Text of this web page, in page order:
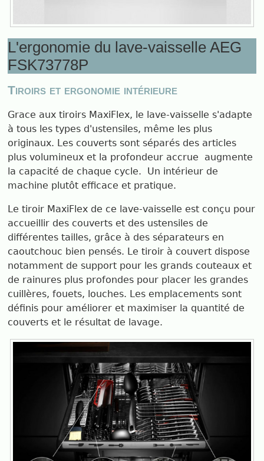
L'ergonomie du lave-vaisselle AEG
FSK73778P
Tiroirs et ergonomie intérieure
Grace aux tiroirs MaxiFlex, le lave-vaisselle s'adapte
à tous les types d'ustensiles, même les plus
originaux. Les couverts sont séparés des articles
plus volumineux et la profondeur accrue augmente
la capacité de chaque cycle. Un intérieur de
machine plutôt efficace et pratique.
Le tiroir MaxiFlex de ce lave-vaisselle est conçu pour
accueillir des couverts et des ustensiles de
différentes tailles, grâce à des séparateurs en
caoutchouc bien pensés. Le tiroir à couvert dispose
notamment de support pour les grands couteaux et
de rainures plus profondes pour placer les grandes
cuillères, fouets, louches. Les emplacements sont
définis pour améliorer et maximiser la quantité de
couverts et le résultat de lavage.